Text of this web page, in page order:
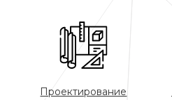
Проектирование